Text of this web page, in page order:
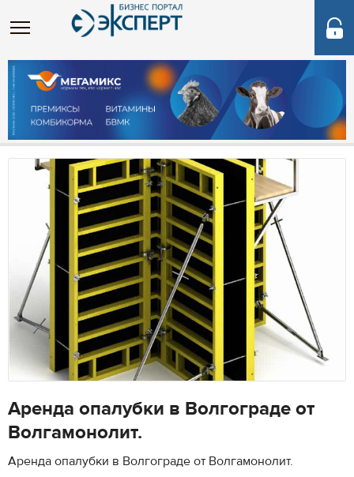
Аренда опалубки в Волгограде от
Волгамонолит.
Аренда опалубки в Волгограде от Волгамонолит.